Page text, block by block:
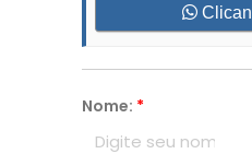
Nome: *